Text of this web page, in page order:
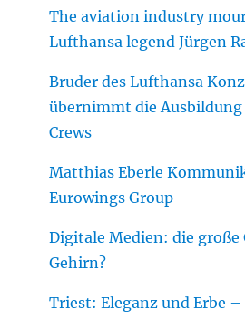
The aviation industry
Lufthansa legend Jürgen
Bruder des Lufthansa
übernimmt die
Crews
Matthias Eberle
Eurowings Group
Digitale Medien: die große
Gehirn?
Triest: Eleganz und Erbe